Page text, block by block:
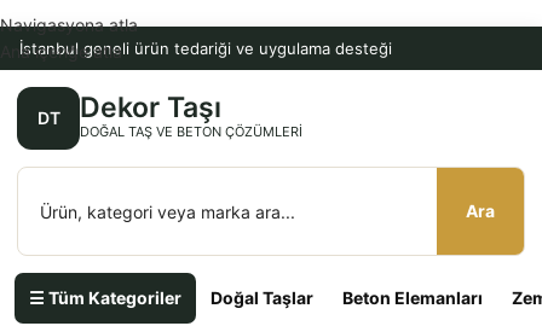
İstanbul geneli ürün tedariği ve uygulama desteği
DT Dekor Taşı
DOĞAL TAŞ VE BETON ÇÖZÜMLERI
Ara
☰ Tüm Kategoriler Doğal Taşlar Beton Elemanları
Navigasyona atla
Ana içeriğe atla